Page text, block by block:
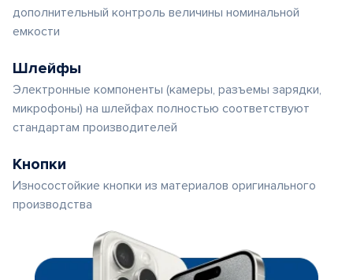
дополнительный контроль величины номинальной
емкости
Шлейфы
Электронные компоненты (камеры, разъемы зарядки,
микрофоны) на шлейфах полностью соответствуют
стандартам производителей
Кнопки
Износостойкие кнопки из материалов оригинального
производства